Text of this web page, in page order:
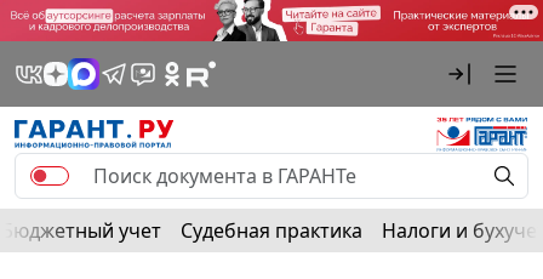
Бюджетный учет Судебная практика Налоги и